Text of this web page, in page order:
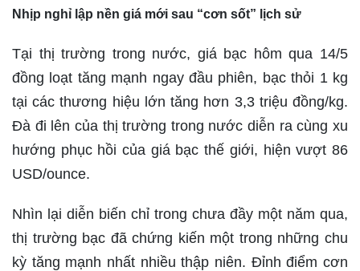
Nhịp nghỉ lập nền giá mới sau “cơn sốt” lịch sử
Tại thị trường trong nước, giá bạc hôm qua 14/5
đồng loạt tăng mạnh ngay đầu phiên, bạc thỏi 1 kg
tại các thương hiệu lớn tăng hơn 3,3 triệu đồng/kg.
Đà đi lên của thị trường trong nước diễn ra cùng xu
hướng phục hồi của giá bạc thế giới, hiện vượt 86
USD/ounce.
Nhìn lại diễn biến chỉ trong chưa đầy một năm qua,
thị trường bạc đã chứng kiến một trong những chu
kỳ tăng mạnh nhất nhiều thập niên. Đỉnh điểm cơn